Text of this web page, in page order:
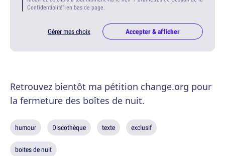
Confidentialité" en bas de page.
Gérer mes choix Accepter & afficher
Retrouvez bientôt ma pétition change.org pour
la fermeture des boîtes de nuit.
humour Discothèque texte exclusif
boites de nuit